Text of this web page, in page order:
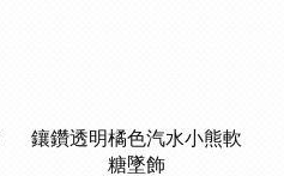
鑲鑽透明橘色汽水小熊軟
糖墜飾